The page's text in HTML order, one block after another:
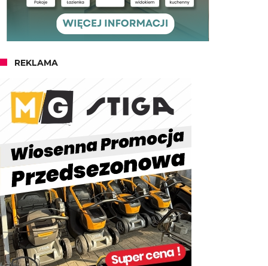
REKLAMA